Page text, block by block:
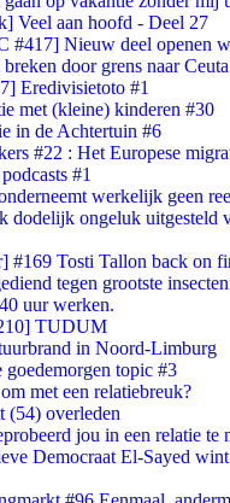
Veel aan hoofd - Deel 27
#417] Nieuw deel openen
door grens naar
Eredivisietoto #1
met (kleine) kinderen #30
in de Achtertuin #6
#22 : Het Europese
#1
werkelijk geen
dodelijk ongeluk uitgesteld
#169 Tosti Tallon back on
tegen grootste
uur werken.
TUDUM
in Noord-Limburg
goedemorgen topic #3
met een relatiebreuk?
(54) overleden
jou in een relatie te
Democraat El-Sayed